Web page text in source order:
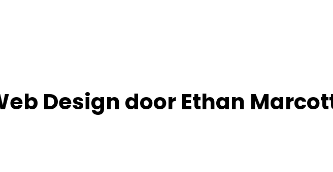
Design door Ethan
informatie omtrent Responsive webdesign.